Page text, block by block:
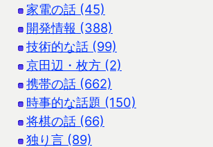
家電の話 (45)
開発情報 (388)
技術的な話 (99)
京田辺・枚方 (2)
携帯の話 (662)
時事的な話題 (150)
将棋の話 (66)
独り言 (89)